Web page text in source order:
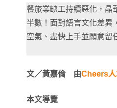
餐旅業缺工持續惡化，晶
半數！面對語言文化差異
空氣、盡快上手並願意留
文／黃嘉倫 由Cheers
本文導覽